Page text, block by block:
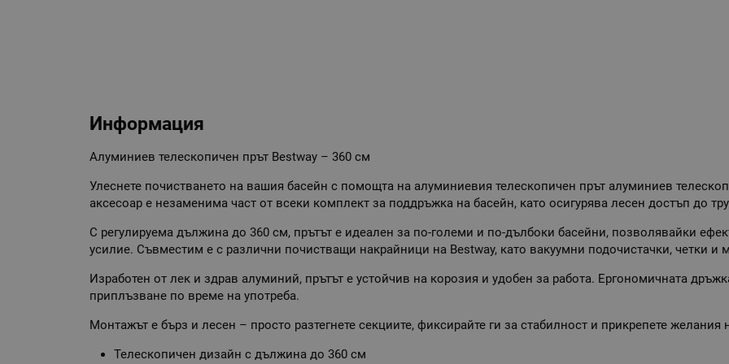
Информация
Алуминиев телескопичен прът Bestway – 360 см
Улеснете почистването на вашия басейн с помощта на алуминиевия телескопичен прът алуминиев
аксесоар е незаменима част от всеки комплект за поддръжка на басейн, като осигурява лесен достъп до
С регулируема дължина до 360 см, прътът е идеален за по-големи и по-дълбоки басейни, позволявайки
усилие. Съвместим е с различни почистващи накрайници на Bestway, като вакуумни подочистачки, четки и
Изработен от лек и здрав алуминий, прътът е устойчив на корозия и удобен за работа. Ергономичната
приплъзване по време на употреба.
Монтажът е бърз и лесен – просто разтегнете секциите, фиксирайте ги за стабилност и прикрепете желания
Телескопичен дизайн с дължина до 360 см